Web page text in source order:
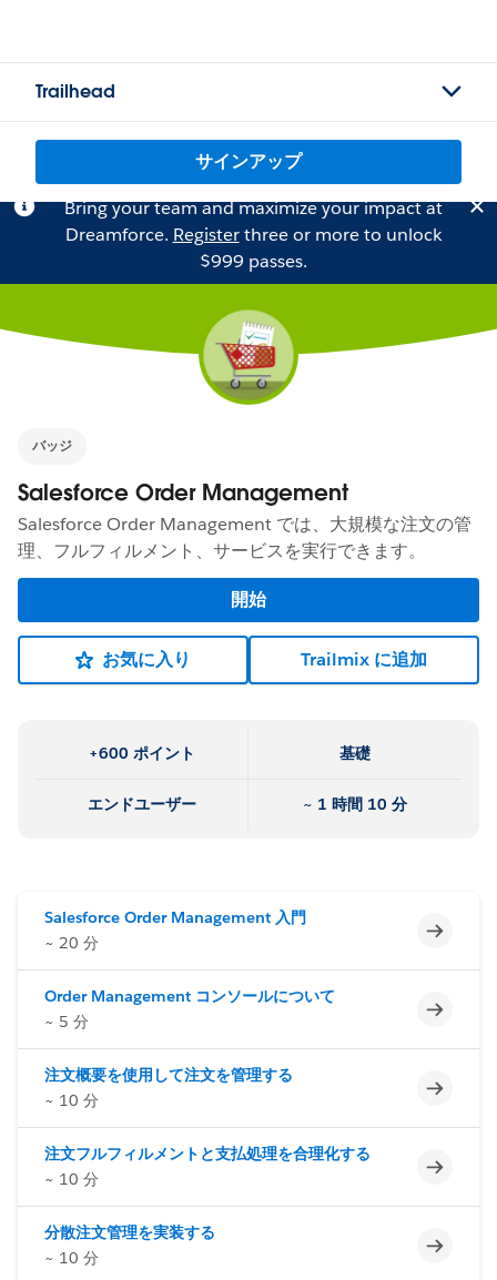
Trailhead
サインアップ
Bring your team and maximize your impact at
Dreamforce. Registerthree or more to unlock
$999 passes.
バッジ
Salesforce Order Management
Salesforce Order Management では、大規模な注文の管
理、フルフィルメント、サービスを実行できます。
開始
お気に入り Trailmix に追加
+600 ポイント 基礎
エンドユーザー ~ 1 時間 10 分
Salesforce Order Management 入門
~ 20 分
未完了
Order Management コンソールについて
~ 5 分
未完了
注文概要を使用して注文を管理する
~ 10 分
未完了
注文フルフィルメントと支払処理を合理化する
~ 10 分
未完了
分散注文管理を実装する
~ 10 分
未完了